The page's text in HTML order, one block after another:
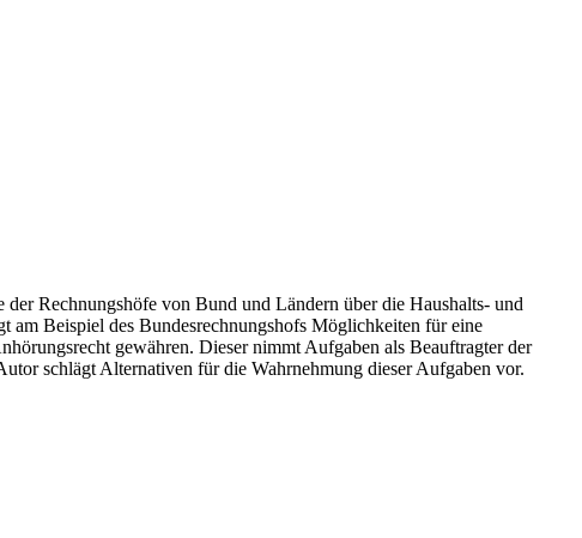
Rechnungshöfe von Bund und Ländern über die Haushalts- und
Beispiel des Bundesrechnungshofs Möglichkeiten für eine
gewähren. Dieser nimmt Aufgaben als Beauftragter der
schlägt Alternativen für die Wahrnehmung dieser Aufgaben vor.